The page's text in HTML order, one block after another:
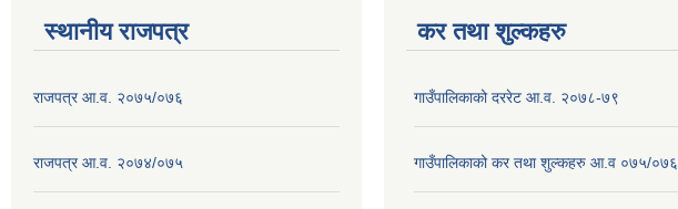
स्थानीय राजपत्र
राजपत्र आ.व. २०७५/०७६
राजपत्र आ.व. २०७४/०७५
कर तथा शुल्कहरु
गाउँपालिकाको दररेट आ.व. २०७८-७९
गाउँपालिकाको कर तथा शुल्कहरु आ.व ०७५/०७६